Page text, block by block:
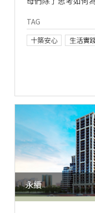
TAG
十築安心
生活實
永續